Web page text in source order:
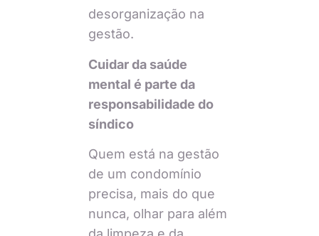
desorganização na
gestão.
Cuidar da saúde
mental é parte da
responsabilidade do
síndico
Quem está na gestão
de um condomínio
precisa, mais do que
nunca, olhar para além